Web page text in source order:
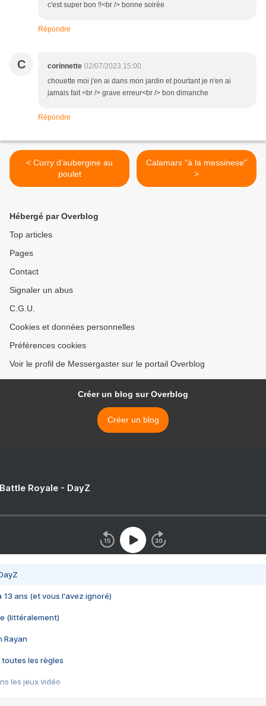
c'est super bon !!<br /> bonne soirée
Répondre
C corinnette 02/07/2023 15:00
chouette moi j'en ai dans mon jardin et pourtant je n'en ai
jamais fait <br /> grave erreur<br /> bon dimanche
Répondre
< Curry d’aubergine au
poulet
Calamars "à la messinese"
>
Hébergé par Overblog
Top articles
Pages
Contact
Signaler un abus
C.G.U.
Cookies et données personnelles
Préférences cookies
Voir le profil de Messergaster sur le portail Overblog
Créer un blog sur Overblog
Créer un blog
Royale - DayZ
13 ans (et vous l'avez ignoré)
(littéralement)
Rayan
toutes les règles
les jeux vidéo